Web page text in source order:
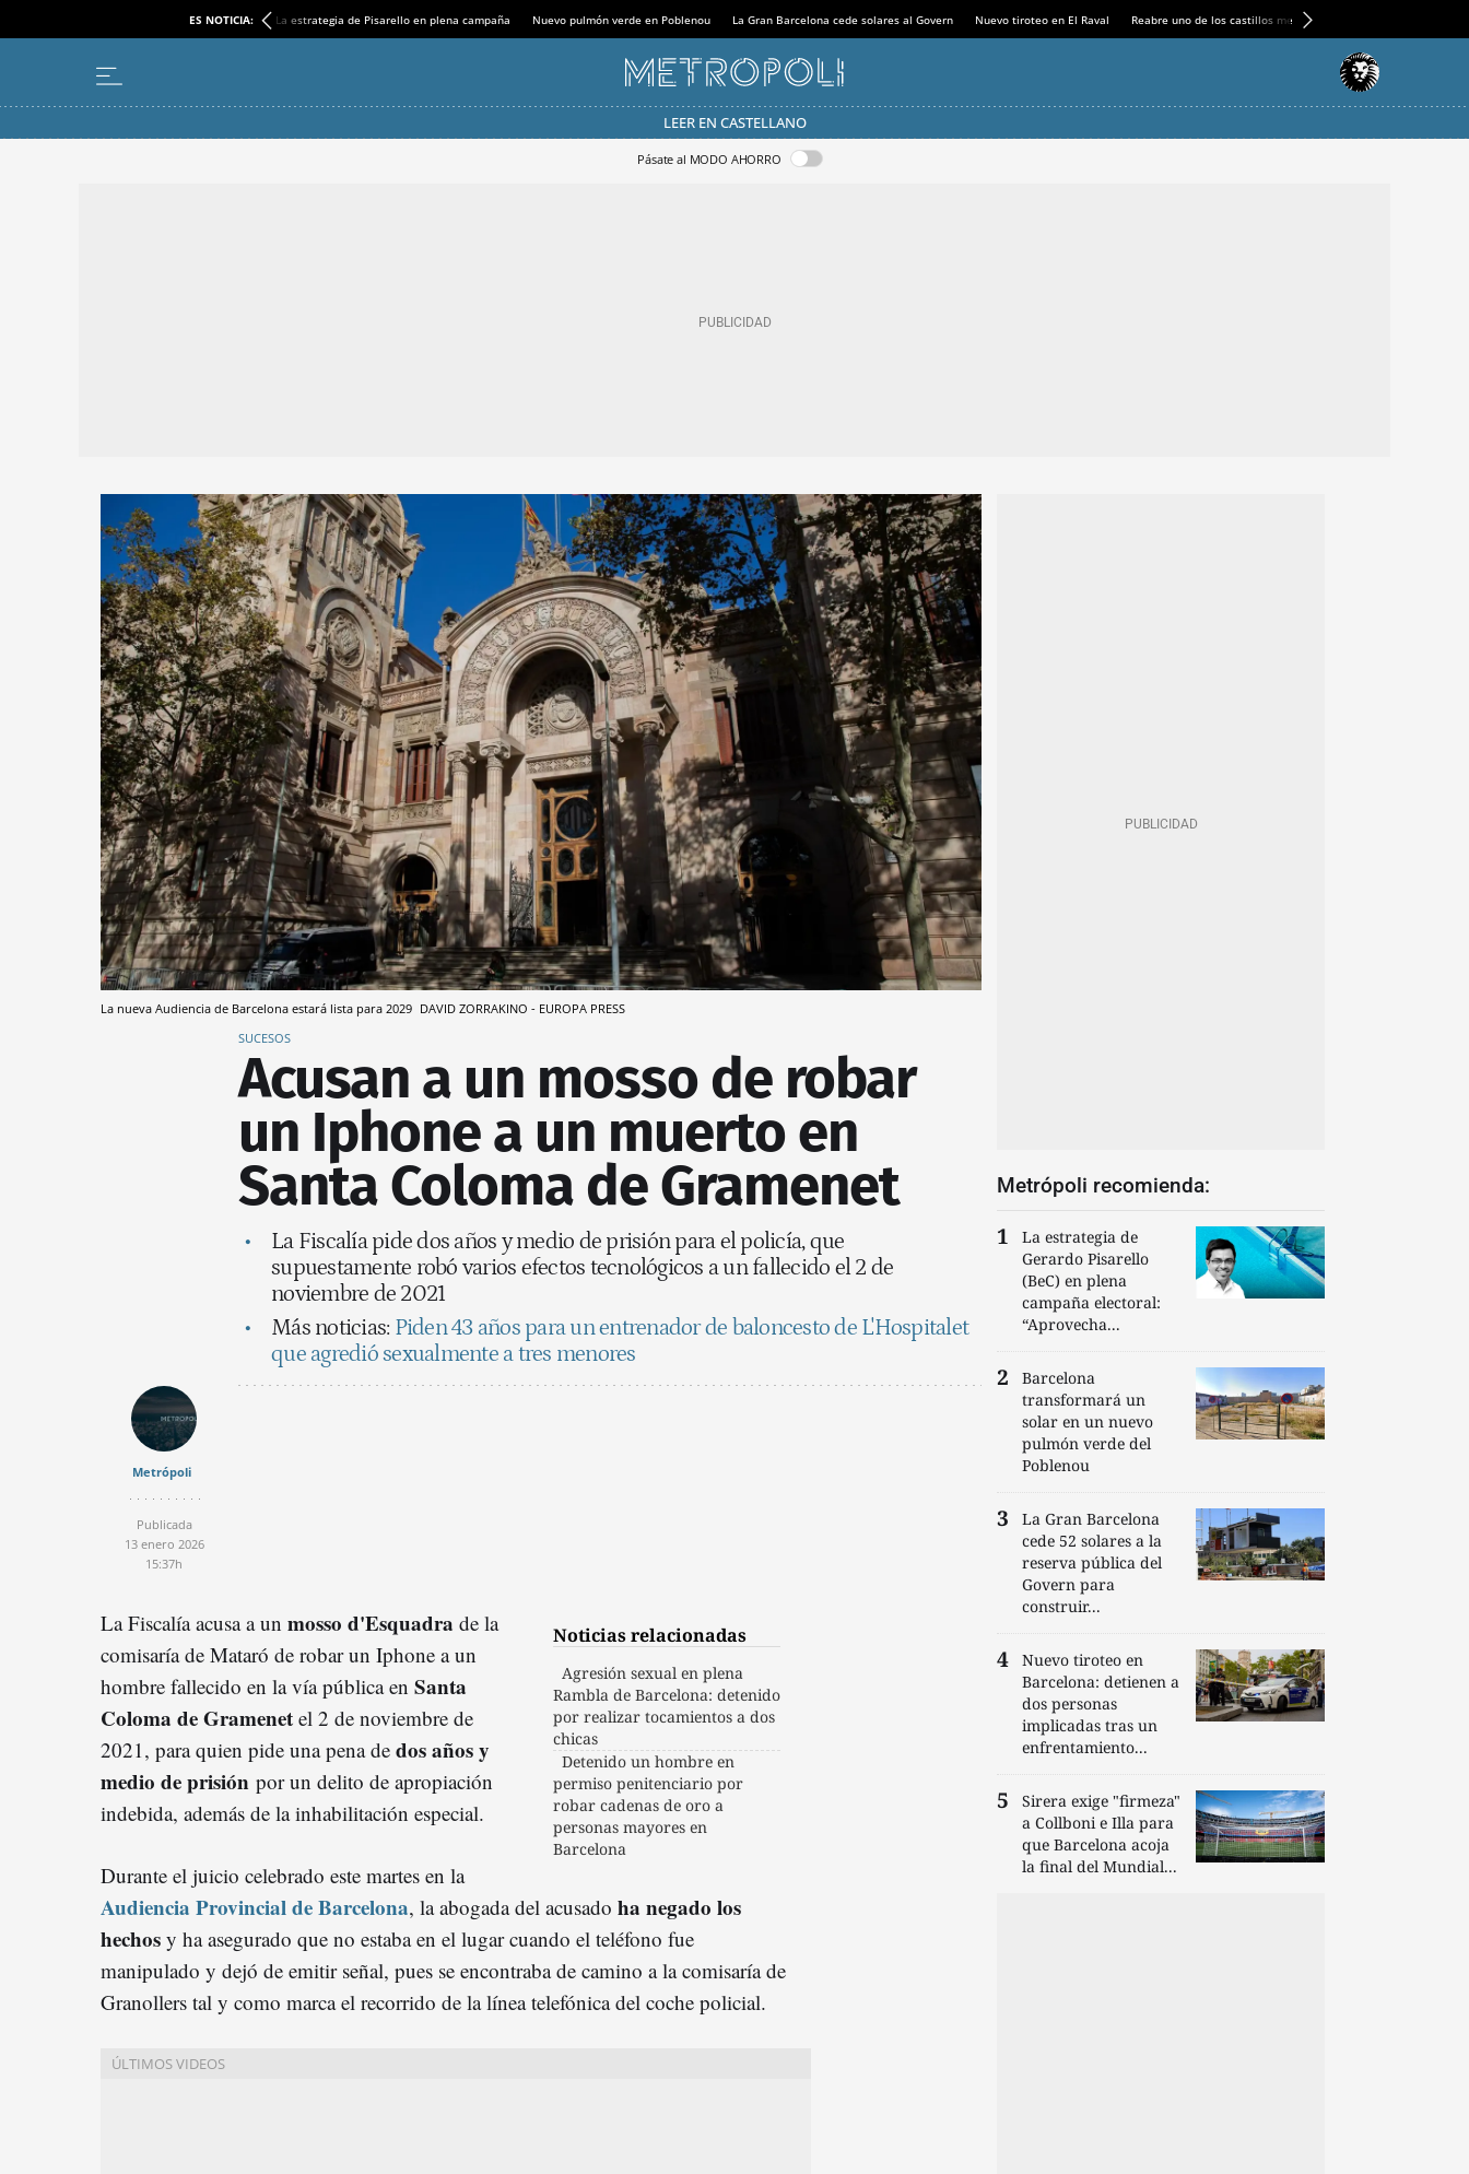
ES NOTICIA: La estrategia de Pisarello en plena campaña Nuevo pulmón verde en Poblenou La Gran Barcelona cede solares al Govern Nuevo tiroteo en El Raval Reabre uno de los castillos medievales más espectaculares
LEER EN CASTELLANO
Pásate al MODO AHORRO
La nueva Audiencia de Barcelona estará lista para 2029 DAVID ZORRAKINO - EUROPA PRESS
SUCESOS
Acusan a un mosso de robar
un Iphone a un muerto en
Santa Coloma de Gramenet
La Fiscalía pide dos años y medio de prisión para el policía, que
supuestamente robó varios efectos tecnológicos a un fallecido el 2 de
noviembre de 2021
Más noticias: Piden 43 años para un entrenador de baloncesto de L'Hospitalet
que agredió sexualmente a tres menores
Metrópoli
Publicada
13 enero 2026
15:37h
Noticias relacionadas
Agresión sexual en plena
Rambla de Barcelona: detenido
por realizar tocamientos a dos
chicas
Detenido un hombre en
permiso penitenciario por
robar cadenas de oro a
personas mayores en
Barcelona
La Fiscalía acusa a un mosso d'Esquadra de la
comisaría de Mataró de robar un Iphone a un
hombre fallecido en la vía pública en Santa
Coloma de Gramenet el 2 de noviembre de
2021, para quien pide una pena de dos años y
medio de prisión por un delito de apropiación
indebida, además de la inhabilitación especial.
Durante el juicio celebrado este martes en la
Audiencia Provincial de Barcelona, la abogada del acusado ha negado los
hechos y ha asegurado que no estaba en el lugar cuando el teléfono fue
manipulado y dejó de emitir señal, pues se encontraba de camino a la comisaría de
Granollers tal y como marca el recorrido de la línea telefónica del coche policial.
Metrópoli recomienda:
La estrategia de
Gerardo Pisarello
(BeC) en plena
campaña electoral:
“Aprovecha...
Barcelona
transformará un
solar en un nuevo
pulmón verde del
Poblenou
La Gran Barcelona
cede 52 solares a la
reserva pública del
Govern para
construir...
Nuevo tiroteo en
Barcelona: detienen a
dos personas
implicadas tras un
enfrentamiento...
Sirera exige "firmeza"
a Collboni e Illa para
que Barcelona acoja
la final del Mundial...